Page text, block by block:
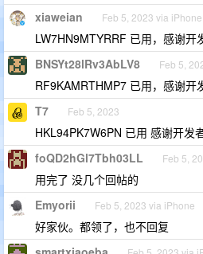
xiaweian Feb 5, 2023 via iPhone
LW7HN9MTYRRF 已用，感谢开
BNSYt28lRv3AbLV8 Feb 5,
RF9KAMRTHMP7 已用，感谢开
T7 Feb 5, 2023
HKL94PK7W6PN 已用 感谢开发
foQD2hGl7Tbh03LL Feb 5,
用完了 没几个回帖的
Emyorii Feb 5, 2023 via iPhone
好家伙。都领了，也不回复